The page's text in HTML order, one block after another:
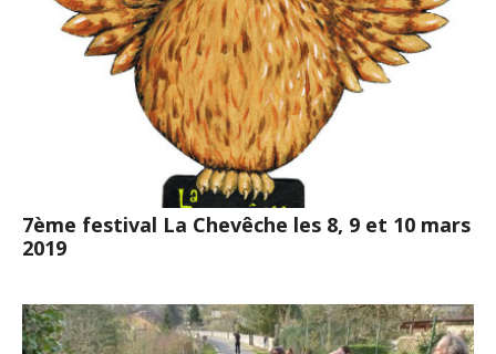
7ème festival La Chevêche les 8, 9 et 10 mars
2019